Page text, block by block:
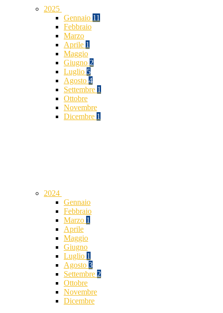
2025
Gennaio 11
Febbraio
Marzo
Aprile 1
Maggio
Giugno 2
Luglio 5
Agosto 4
Settembre 1
Ottobre
Novembre
Dicembre 1
2024
Gennaio
Febbraio
Marzo 1
Aprile
Maggio
Giugno
Luglio 1
Agosto 3
Settembre 2
Ottobre
Novembre
Dicembre